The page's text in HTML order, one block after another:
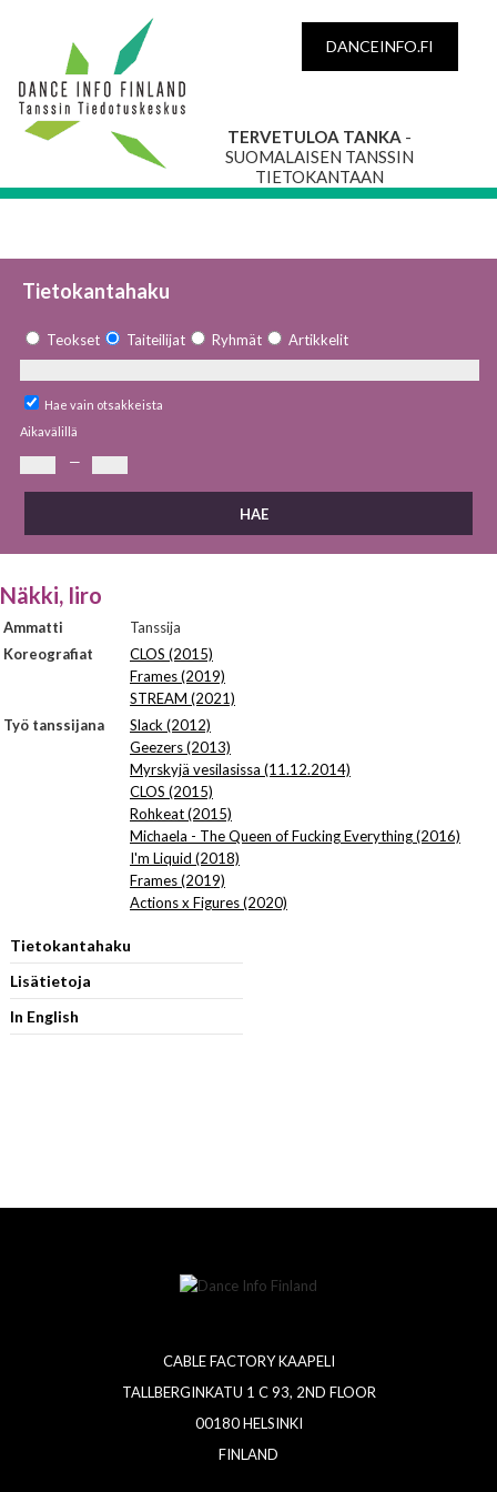
DANCEINFO.FI
TERVETULOA TANKA -
SUOMALAISEN TANSSIN
TIETOKANTAAN
Tietokantahaku
Teokset Taiteilijat Ryhmät Artikkelit
Hae vain otsakkeista
Aikavälillä
—
Näkki, Iiro
Ammatti
Tanssija
Koreografiat
CLOS (2015)
Frames (2019)
STREAM (2021)
Työ tanssijana
Slack (2012)
Geezers (2013)
Myrskyjä vesilasissa (11.12.2014)
CLOS (2015)
Rohkeat (2015)
Michaela - The Queen of Fucking Everything (2016)
I'm Liquid (2018)
Frames (2019)
Actions x Figures (2020)
Tietokantahaku
Lisätietoja
In English
CABLE FACTORY KAAPELI
TALLBERGINKATU 1 C 93, 2ND FLOOR
00180 HELSINKI
FINLAND